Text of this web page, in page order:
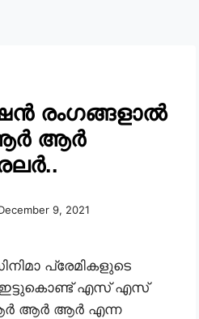
രംഗങ്ങളാൽ
ആർ ആർ
9, 2021
പ്രേമികളുടെ
ഇട്ടുകൊണ്ട് എസ് എസ്
ആർ ആർ ആർ എന്ന